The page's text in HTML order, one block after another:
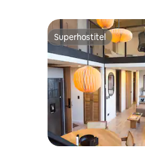
Superhostiteľ
Superhostiteľ